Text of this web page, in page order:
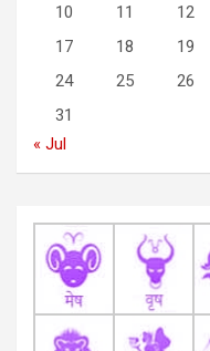
10
11 12
17
18 19
24
25 26
31
« Jul